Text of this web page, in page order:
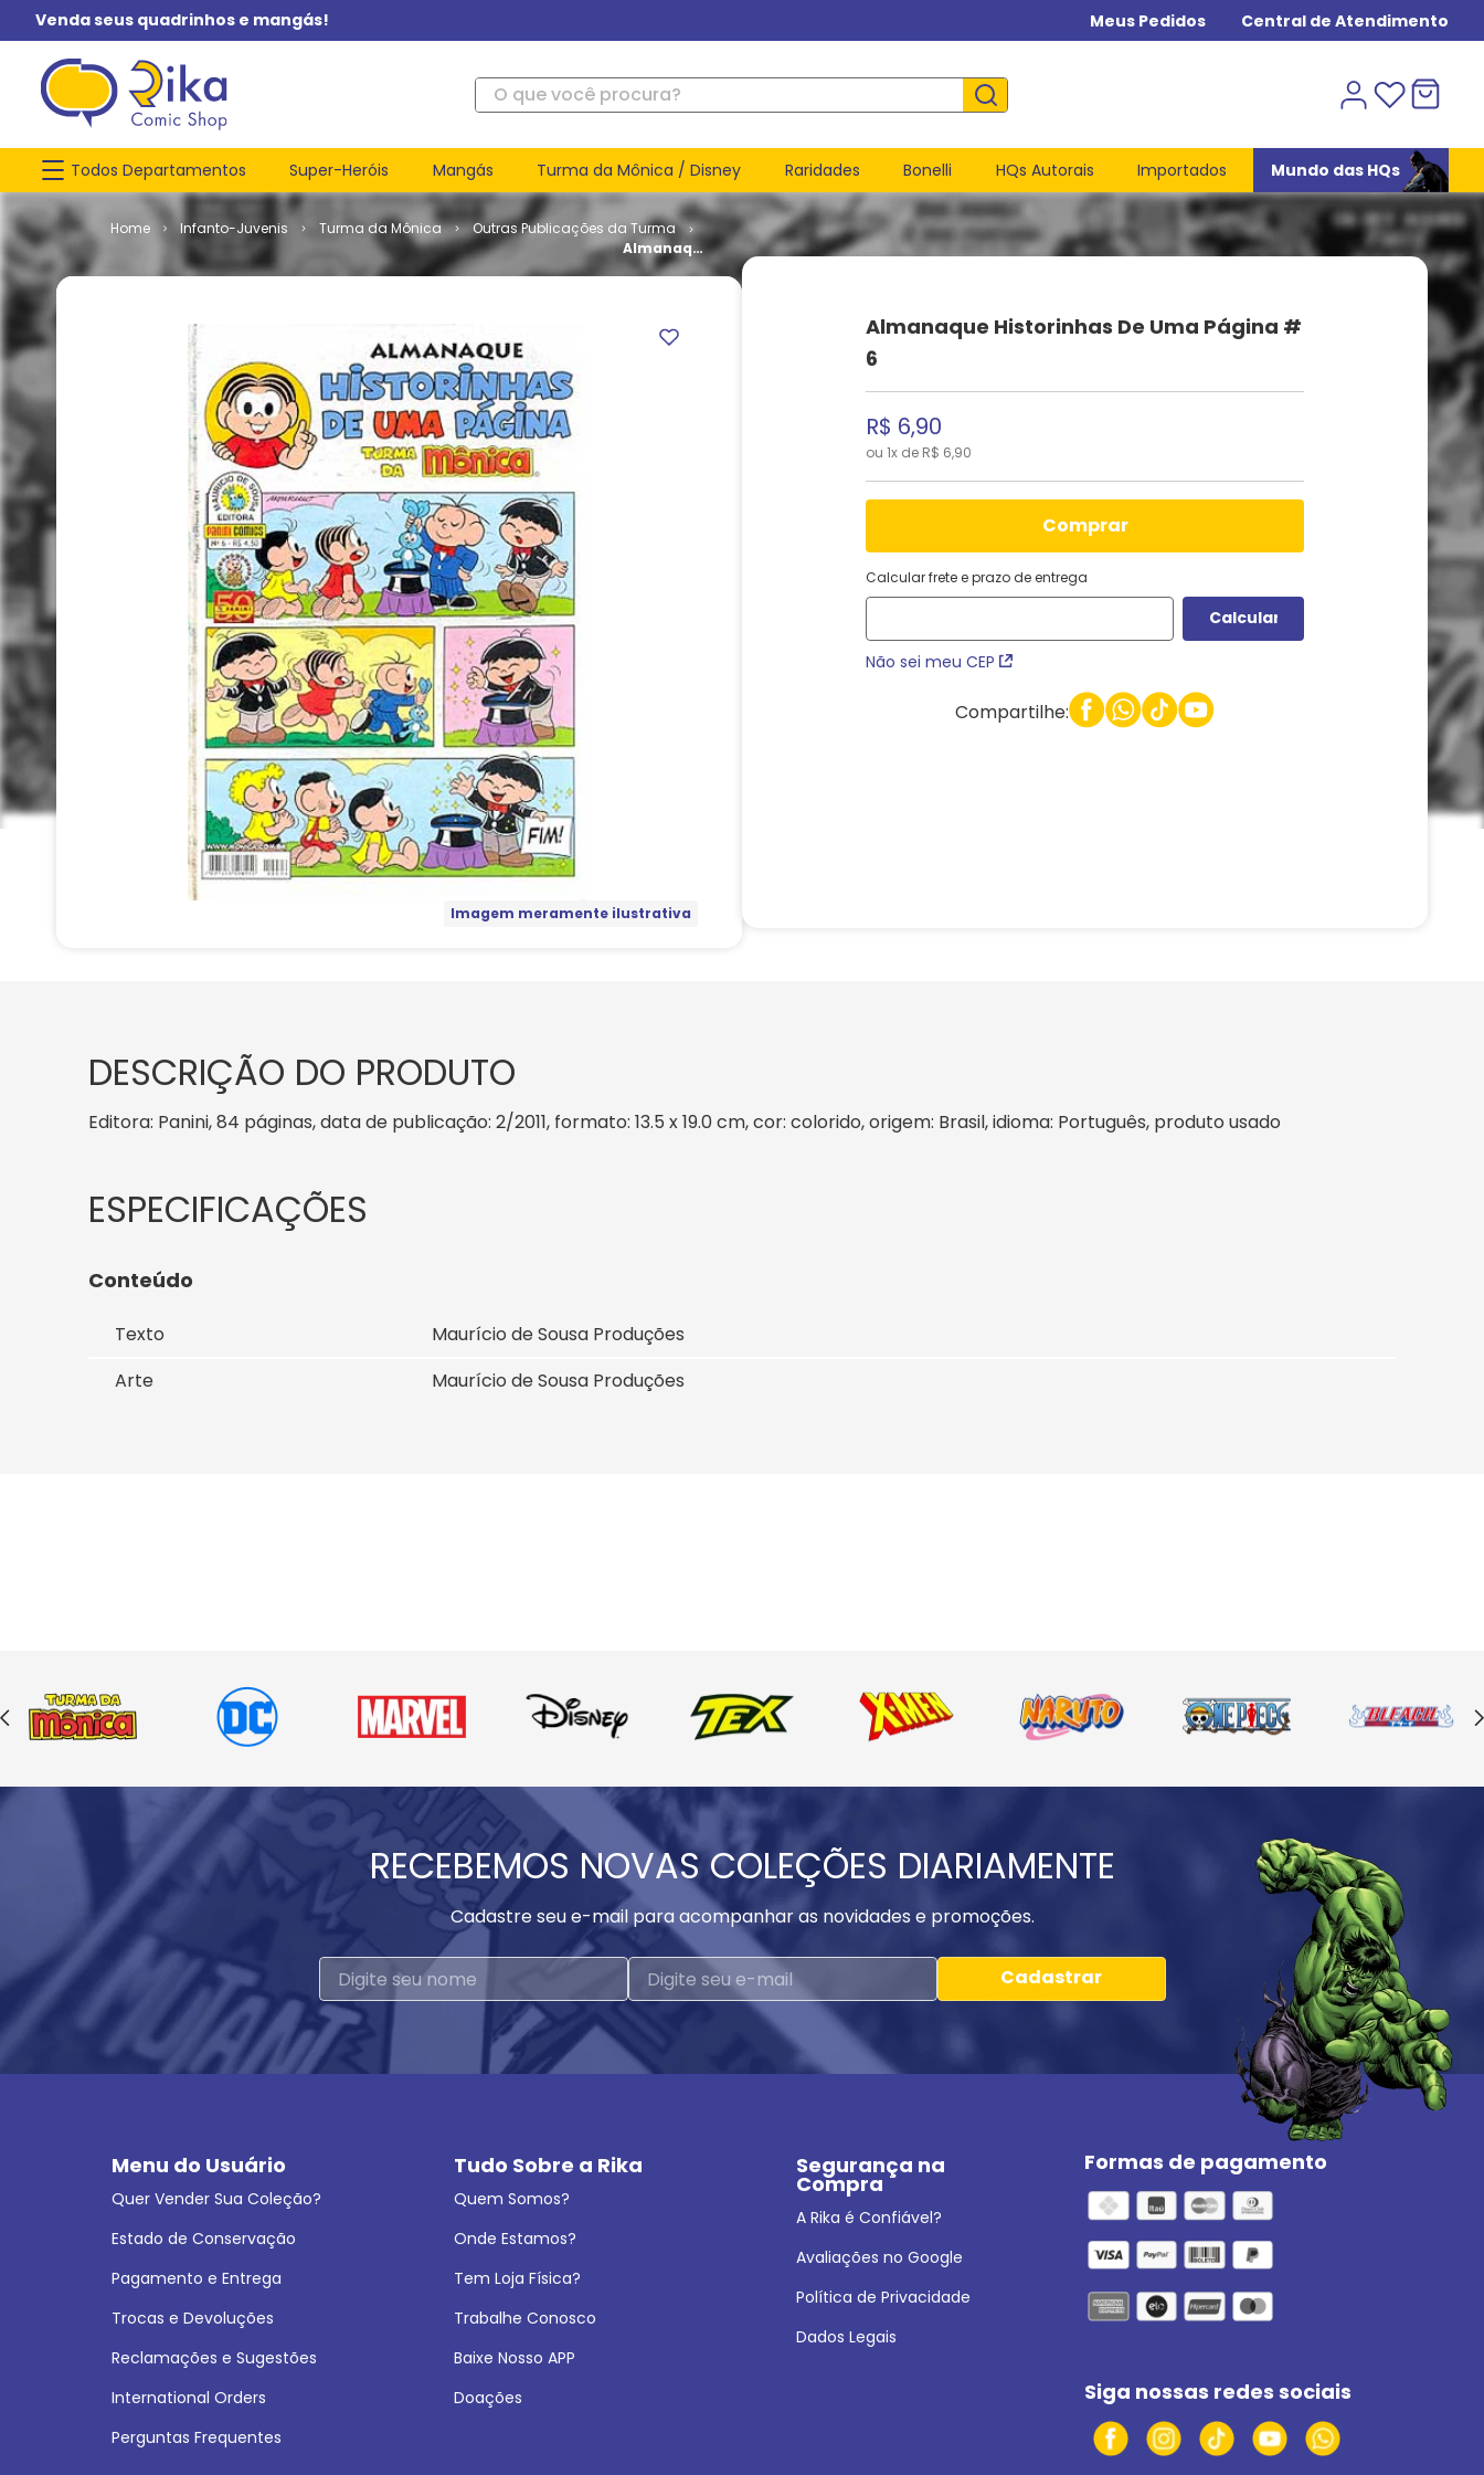
Venda seus quadrinhos e mangás! Meus Pedidos Central de Atendimento
O que você procura?
Todos Departamentos Super-Heróis Mangás Turma da Mônica / Disney Raridades Bonelli HQs Autorais Importados Mundo das HQs
Infanto-Juvenis Turma da Mônica
Outras Publicações da Turma
Almanaque
Historinhas
Imagem meramente ilustrativa
Almanaque Historinhas De Uma Página #
6
R$ 6,90
ou 1x de R$ 6,90
comprar
Calcular frete e prazo de entrega
Não sei meu CEP
Compartilhe:
DESCRIÇÃO DO PRODUTO
Editora: Panini, 84 páginas, data de publicação: 2/2011, formato: 13.5 x 19.0 cm, cor: colorido, origem: Brasil, idioma: Português, produto usado
Conteúdo
Texto
Maurício de Sousa Produções
Arte
Maurício de Sousa Produções
RECEBEMOS NOVAS COLEÇÕES DIARIAMENTE
Cadastre seu e-mail para acompanhar as novidades e promoções.
Cadastrar
Menu do Usuário
Quer Vender Sua Coleção?
Estado de Conservação
Pagamento e Entrega
Trocas e Devoluções
Reclamações e Sugestões
International Orders
Perguntas Frequentes
Tudo Sobre a Rika
Quem Somos?
Onde Estamos?
Tem Loja Física?
Trabalhe Conosco
Baixe Nosso APP
Doações
Segurança na
Compra
A Rika é Confiável?
Avaliações no Google
Política de Privacidade
Dados Legais
Formas de pagamento
Siga nossas redes sociais